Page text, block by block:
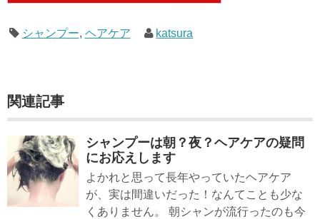
シャンプー, ヘアケア katsura
関連記事
シャンプーは朝？夜？ヘアケアの疑問
にお応えします
よかれと思って長年やっていたヘアケア
が、実は間違いだった！なんてことも少な
くありません。 朝シャンが流行ったのも今